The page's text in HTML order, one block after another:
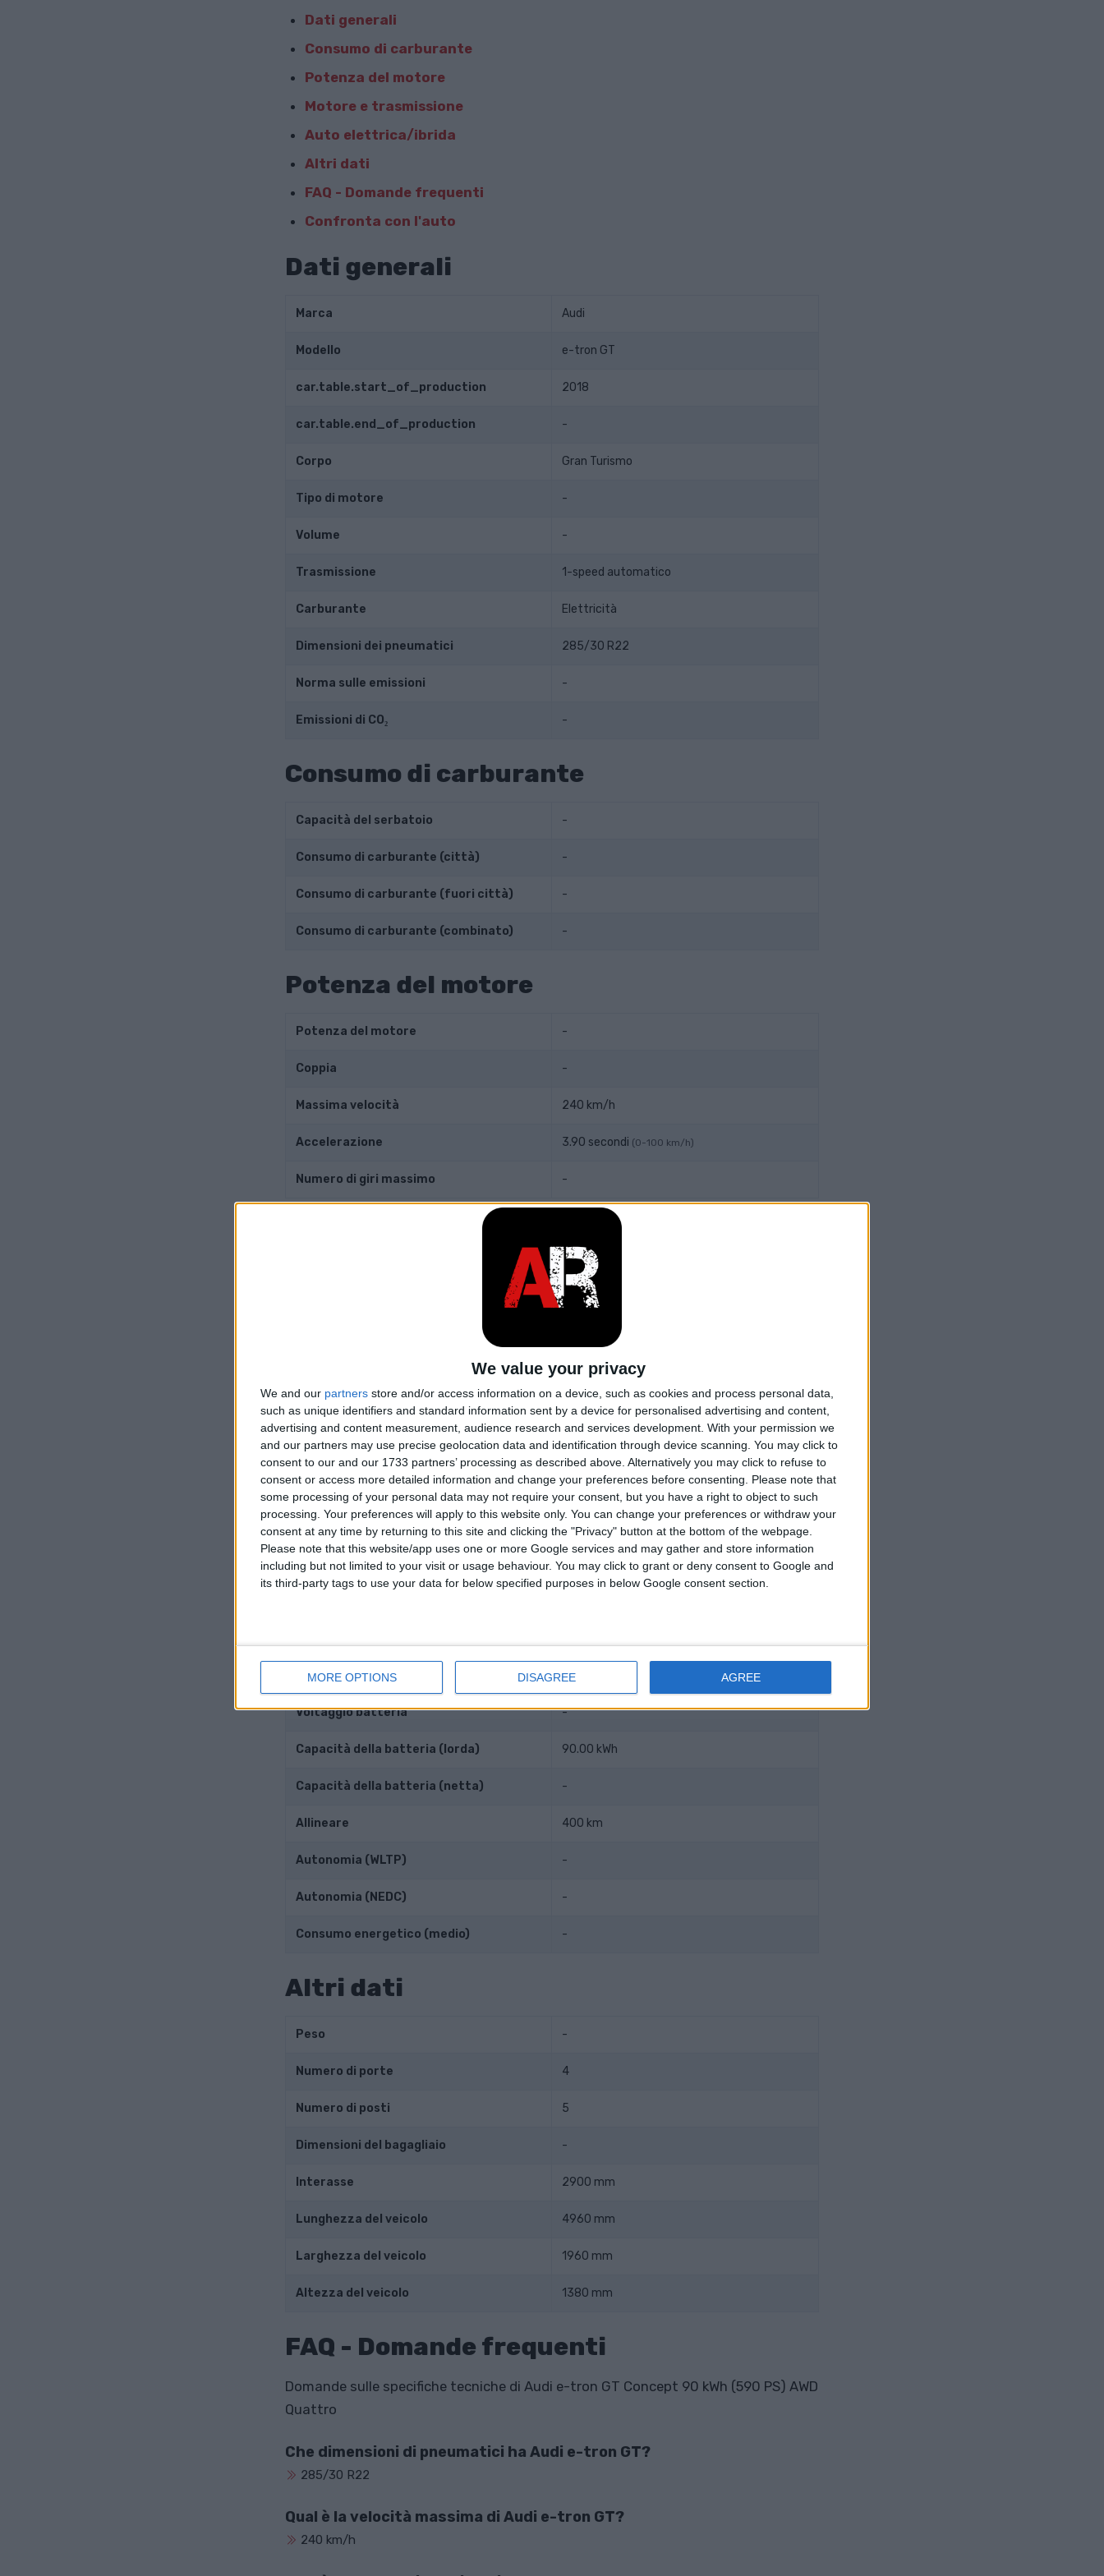
We value your privacy
We and our partners store and/or access information on a device, such as cookies and process personal data,
such as unique identifiers and standard information sent by a device for personalised advertising and content,
advertising and content measurement, audience research and services development. With your permission we
and our partners may use precise geolocation data and identification through device scanning. You may click to
consent to our and our 1733 partners’ processing as described above. Alternatively you may click to refuse to
consent or access more detailed information and change your preferences before consenting.
Please note that
some processing of your personal data may not require your consent, but you have a right to object to such
processing. Your preferences will apply to this website only. You can change your preferences or withdraw your
consent at any time by returning to this site and clicking the "Privacy" button at the bottom of the webpage.
Please note that this website/app uses one or more Google services and may gather and store information
including but not limited to your visit or usage behaviour. You may click to grant or deny consent to Google and
its third-party tags to use your data for below specified purposes in below Google consent section.
MORE OPTIONS DISAGREE AGREE
Dati generali
Consumo di carburante
Potenza del motore
Motore e trasmissione
Auto elettrica/ibrida
Altri dati
FAQ - Domande frequenti
Confronta con l'auto
Dati generali
Marca Audi
Modello e-tron GT
car.table.start_of_production 2018
car.table.end_of_production -
Corpo Gran Turismo
Tipo di motore -
Volume -
Trasmissione 1-speed automatico
Carburante Elettricità
Dimensioni dei pneumatici 285/30 R22
Norma sulle emissioni -
Emissioni di CO₂ -
Consumo di carburante
Capacità del serbatoio -
Consumo di carburante (città) -
Consumo di carburante (fuori città) -
Consumo di carburante (combinato) -
Potenza del motore
Potenza del motore -
Coppia -
Massima velocità 240 km/h
Accelerazione 3.90 secondi (0-100 km/h)
Numero di giri massimo -
Motore e trasmissione
-
Sovralimentazione -
Numero di cilindri -
Numero di valvole per cilindro -
Diametro del foro -
Corsa del pistone -
Rapporto di compressione
Batteria -
Voltaggio batteria -
Capacità della batteria (lorda) 90.00 kWh
Capacità della batteria (netta) -
Allineare 400 km
Autonomia (WLTP) -
Autonomia (NEDC) -
Consumo energetico (medio) -
Altri dati
Peso -
Numero di porte 4
Numero di posti 5
Dimensioni del bagagliaio -
Interasse 2900 mm
Lunghezza del veicolo 4960 mm
Larghezza del veicolo 1960 mm
Altezza del veicolo 1380 mm
FAQ - Domande frequenti
Domande sulle specifiche tecniche di Audi e-tron GT Concept 90 kWh (590 PS) AWD
Quattro
Che dimensioni di pneumatici ha Audi e-tron GT?
285/30 R22
Qual è la velocità massima di Audi e-tron GT?
240 km/h